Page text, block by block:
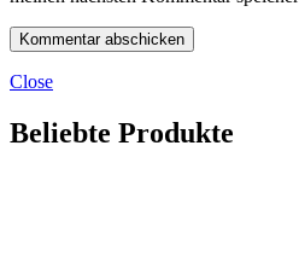
Close
Beliebte Produkte